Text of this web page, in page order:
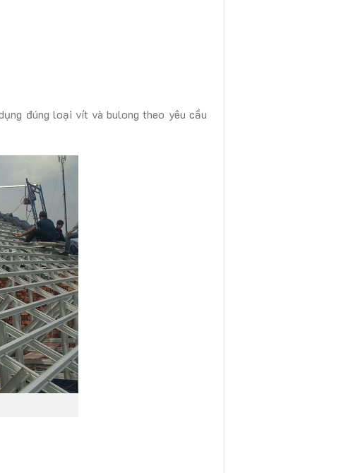
đúng loại vít và bulong theo yêu cầu